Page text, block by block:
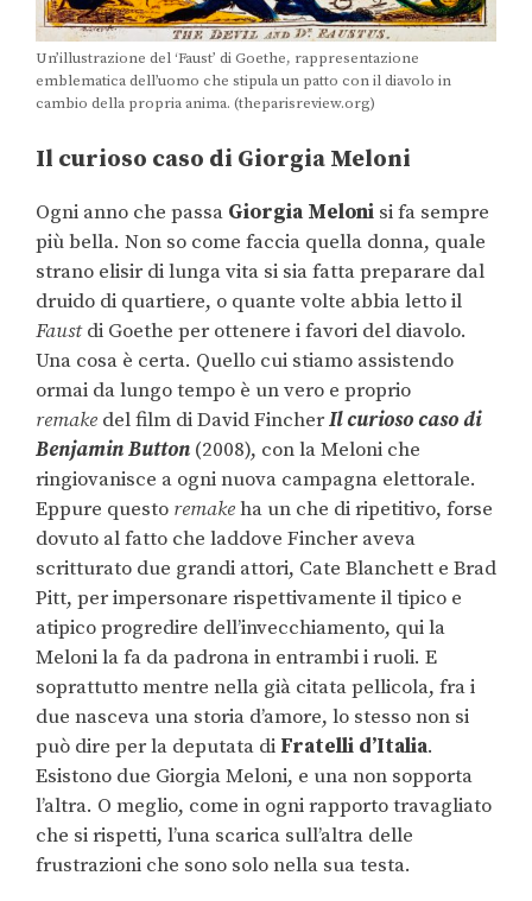
Un’illustrazione del ‘Faust’ di Goethe, rappresentazione
emblematica dell’uomo che stipula un patto con il diavolo in
cambio della propria anima. (theparisreview.org)
Il curioso caso di Giorgia Meloni
Ogni anno che passa Giorgia Meloni si fa sempre
più bella. Non so come faccia quella donna, quale
strano elisir di lunga vita si sia fatta preparare dal
druido di quartiere, o quante volte abbia letto il
Faustdi Goethe per ottenere i favori del diavolo.
Una cosa è certa. Quello cui stiamo assistendo
ormai da lungo tempo è un vero e proprio
remake del film di David FincherIl curioso caso di
Benjamin Button (2008), con la Meloni che
ringiovanisce a ogni nuova campagna elettorale.
Eppure questo remakeha un che di ripetitivo, forse
dovuto al fatto che laddove Fincher aveva
scritturato due grandi attori, Cate Blanchett e Brad
Pitt, per impersonare rispettivamente il tipico e
atipico progredire dell’invecchiamento, qui la
Meloni la fa da padrona in entrambi i ruoli. E
soprattutto mentre nella già citata pellicola, fra i
due nasceva una storia d’amore, lo stesso non si
può dire per la deputata di Fratelli d’Italia.
Esistono due Giorgia Meloni, e una non sopporta
l’altra. O meglio, come in ogni rapporto travagliato
che si rispetti, l’una scarica sull’altra delle
frustrazioni che sono solo nella sua testa.